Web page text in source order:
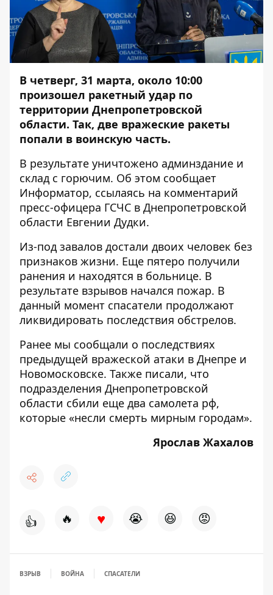
В четверг, 31 марта, около 10:00
произошел ракетный удар по
территории Днепропетровской
области. Так, две вражеские ракеты
попали в воинскую часть.
В результате уничтожено админздание и
склад с горючим. Об этом сообщает
Информатор, ссылаясь на комментарий
пресс-офицера ГСЧС в Днепропетровской
области Евгении Дудки.
Из-под завалов достали двоих человек без
признаков жизни. Еще пятеро получили
ранения и находятся в больнице. В
результате взрывов начался пожар. В
данный момент спасатели продолжают
ликвидировать последствия обстрелов.
Ранее мы сообщали о последствиях
предыдущей вражеской атаки в Днепре и
Новомосковске. Также писали, что
подразделения Днепропетровской
области сбили еще два самолета рф,
которые «несли смерть мирным городам».
Ярослав Жахалов
👍 🔥 ♥ 😭 😆 😡
ВЗРЫВ ВОЙНА СПАСАТЕЛИ